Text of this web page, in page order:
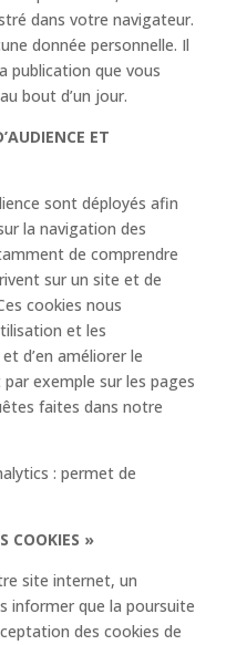
dans votre navigateur.
donnée personnelle. Il
publication que vous
bout d’un jour.
ET
sont déployés afin
la navigation des
de comprendre
sur un site et de
cookies nous
et les
d’en améliorer le
exemple sur les pages
faites dans notre
: permet de
COOKIES »
site internet, un
informer que la poursuite
des cookies de